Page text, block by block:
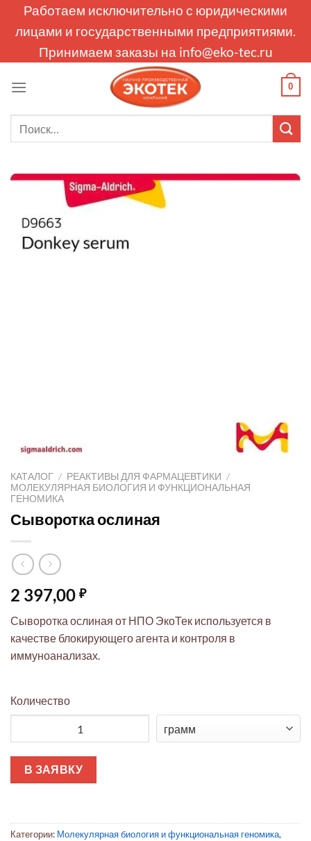
Работаем исключительно с юридическими
лицами и государственными предприятиями.
Принимаем заказы на info@eko-tec.ru
0
КАТАЛОГ / РЕАКТИВЫ ДЛЯ ФАРМАЦЕВТИКИ /
МОЛЕКУЛЯРНАЯ БИОЛОГИЯ И ФУНКЦИОНАЛЬНАЯ
ГЕНОМИКА
Сыворотка ослиная
2 397,00 ₽
Сыворотка ослиная от НПО ЭкоТек используется в
качестве блокирующего агента и контроля в
иммуноанализах.
Количество
В ЗАЯВКУ
Категории: Молекулярная биология и функциональная геномика,